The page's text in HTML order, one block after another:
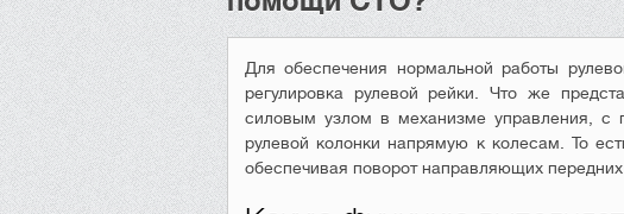
Для обеспечения нормальной работы
регулировка рулевой рейки. Что же
силовым узлом в механизме управления, с
рулевой колонки напрямую к колесам. То
обеспечивая поворот направляющих передних